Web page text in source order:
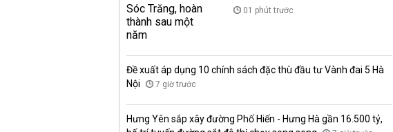
01 phút trước
Đề xuất áp dụng 10 chính sách đặc thù đầu tư Vành đai 5 Hà
Nội
7 giờ trước
Hưng Yên sắp xây đường Phố Hiến - Hưng Hà gần 16.500 tỷ,